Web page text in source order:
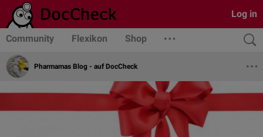
Log in
Community Flexikon Shop
Pharmamas Blog - auf DocCheck